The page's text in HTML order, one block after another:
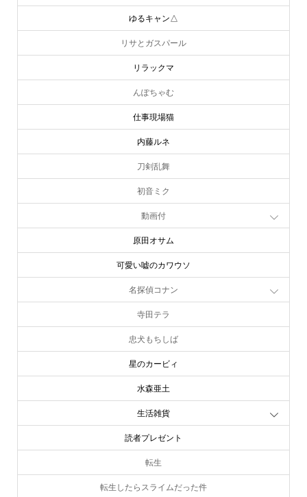
ゆるキャン△
リサとガスパール
リラックマ
んぽちゃむ
仕事現場猫
内藤ルネ
刀剣乱舞
初音ミク
動画付
原田オサム
可愛い嘘のカワウソ
名探偵コナン
寺田テラ
忠犬もちしば
星のカービィ
水森亜土
生活雑貨
読者プレゼント
転生
転生したらスライムだった件